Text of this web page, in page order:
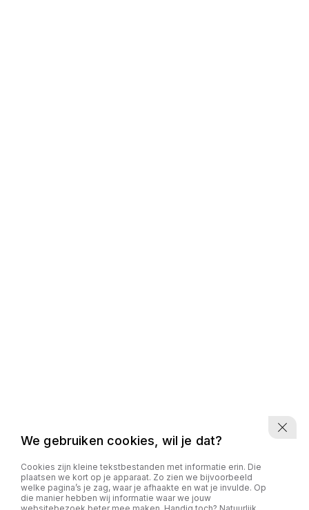
We gebruiken cookies, wil je dat?
Cookies zijn kleine tekstbestanden met informatie erin. Die
plaatsen we kort op je apparaat. Zo zien we bijvoorbeeld
welke pagina’s je zag, waar je afhaakte en wat je invulde. Op
die manier hebben wij informatie waar we jouw